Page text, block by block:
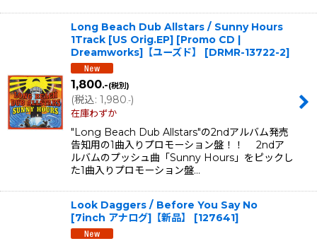
Long Beach Dub Allstars / Sunny Hours
1Track [US Orig.EP] [Promo CD |
Dreamworks]【ユーズド】
[DRMR-13722-2]
1,800.-(税別)
(税込: 1,980.-)
在庫わずか
"Long Beach Dub Allstars"の2ndアルバム発売
告知用の1曲入りプロモーション盤！！ 2ndア
ルバムのプッシュ曲「Sunny Hours」をピックし
た1曲入りプロモーション盤…
Look Daggers / Before You Say No
[7inch アナログ]【新品】
[127641]